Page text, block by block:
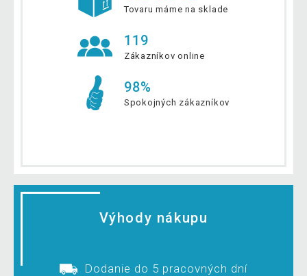
Tovaru máme na sklade
119
Zákazníkov online
98%
Spokojných zákazníkov
Výhody nákupu
Dodanie do 5 pracovných dní